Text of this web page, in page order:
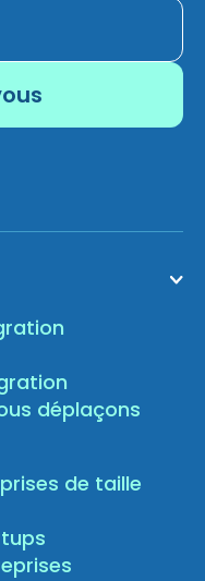
déplaçons
de taille